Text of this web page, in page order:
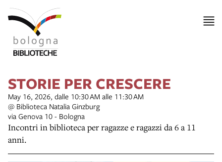
STORIE PER CRESCERE
May 16, 2026, dalle 10:30 AM alle 11:30 AM
@ Biblioteca Natalia Ginzburg
via Genova 10 - Bologna
Incontri in biblioteca per ragazze e ragazzi da 6 a 11
anni.